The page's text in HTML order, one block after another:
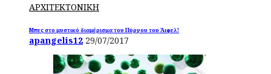
ΑΡΧΙΤΕΚΤΟΝΙΚΗ
Μπες στο μυστικό διαμέρισμα του Πύργου του Άιφελ!
apangelis12 29/07/2017